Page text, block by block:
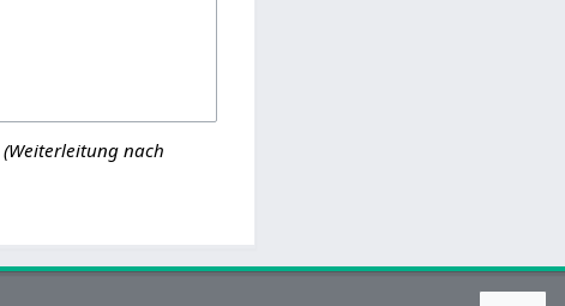
(Weiterleitung nach